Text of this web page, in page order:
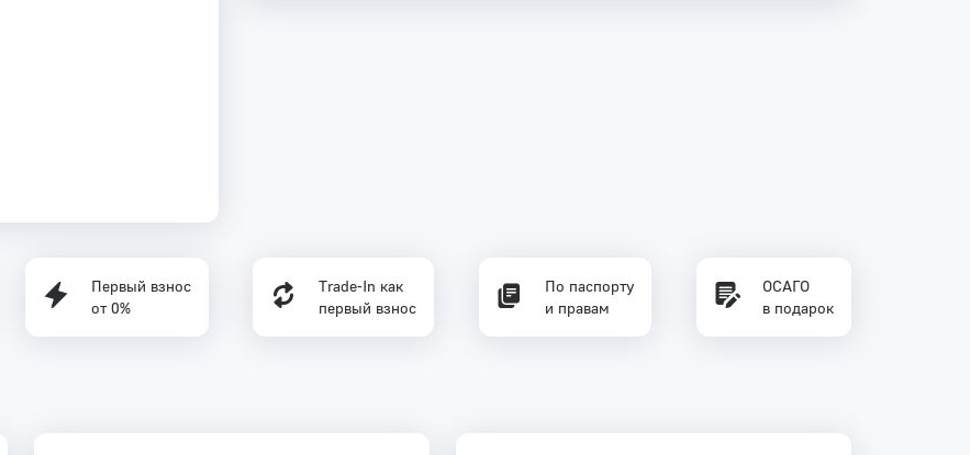
Первый взнос
от 0%
Trade-In как
первый взнос
По паспорту
и правам
ОСАГО
в подарок